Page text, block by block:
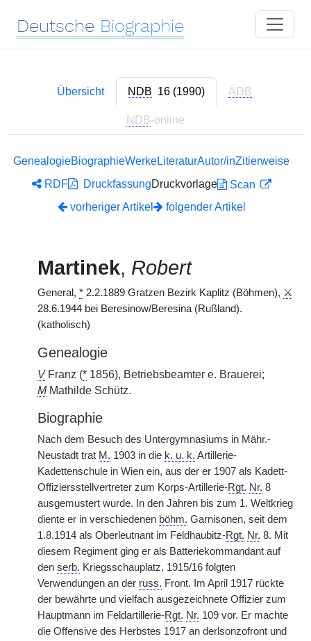
Deutsche Biographie
Übersicht NDB 16 (1990) ADB
NDB-online
GenealogieBiographieWerkeLiteraturAutor/inZitierweise
RDF
DruckfassungDruckvorlage
Scan
vorheriger Artikel
folgender Artikel
Martinek, Robert
General, * 2.2.1889 Gratzen Bezirk Kaplitz (Böhmen), ⚔
28.6.1944 bei Beresinow/Beresina (Rußland).
(katholisch)
Genealogie
VFranz (* 1856), Betriebsbeamter e. Brauerei;
MMathilde Schütz.
Biographie
Nach dem Besuch des Untergymnasiums in Mähr.-
Neustadt trat M. 1903 in die k. u. k. Artillerie-
Kadettenschule in Wien ein, aus der er 1907 als Kadett-
Offiziersstellvertreter zum Korps-Artillerie-Rgt. Nr. 8
ausgemustert wurde. In den Jahren bis zum 1. Weltkrieg
diente er in verschiedenen böhm. Garnisonen, seit dem
1.8.1914 als Oberleutnant im Feldhaubitz-Rgt. Nr. 8. Mit
diesem Regiment ging er als Batteriekommandant auf
den serb. Kriegsschauplatz, 1915/16 folgten
Verwendungen an der russ. Front. Im April 1917 rückte
der bewährte und vielfach ausgezeichnete Offizier zum
Hauptmann im Feldartillerie-Rgt. Nr. 109 vor. Er machte
die Offensive des Herbstes 1917 an derlsonzofront und